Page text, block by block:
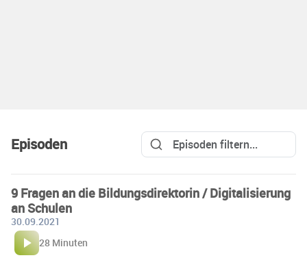
Episoden
9 Fragen an die Bildungsdirektorin / Digitalisierung
an Schulen
30.09.2021
28 Minuten